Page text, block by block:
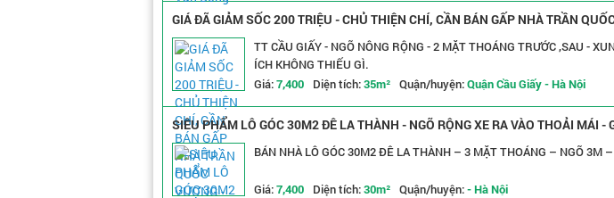
GIÁ ĐÃ GIẢM SỐC 200 TRIỆU - CHỦ THIỆN CHÍ, CẦN BÁN GẤP NHÀ TRẦN
THOÁNG
TT CẦU GIẤY - NGÕ NÔNG RỘNG - 2 MẶT THOÁNG TRƯỚC ,SAU -
ÍCH KHÔNG THIẾU GÌ.
Giá:7,400 Diện tích:35m² Quận/huyện:Quận Cầu Giấy - Hà Nội
SIÊU PHẨM LÔ GÓC 30M2 ĐÊ LA THÀNH - NGÕ RỘNG XE RA VÀO THOẢI MÁI -
BÁN NHÀ LÔ GÓC 30M2 ĐÊ LA THÀNH – 3 MẶT THOÁNG – NGÕ 3M
Giá:7,400 Diện tích:30m² Quận/huyện:- Hà Nội